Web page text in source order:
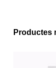
Productes